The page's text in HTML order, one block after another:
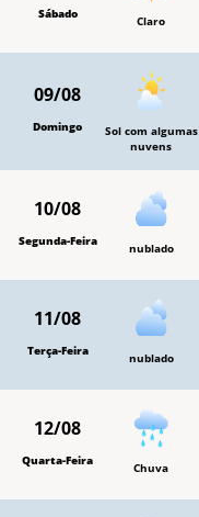
Sábado Claro
09/08
Domingo
Sol com algumas
nuvens
10/08
Segunda-Feira nublado
11/08
Terça-Feira nublado
12/08
Quarta-Feira Chuva